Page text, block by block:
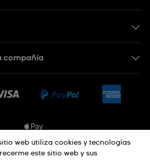
contrato
compañía
web utiliza cookies y tecnologías
este sitio web y sus